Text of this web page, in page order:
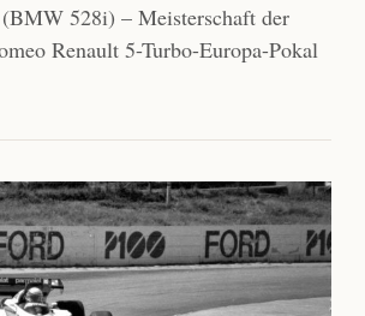
528i) – Meisterschaft der
Renault 5-Turbo-Europa-Pokal